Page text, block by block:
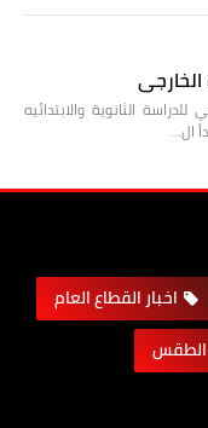
الثانوية والابتدائيه
اخبار القطاع العام
الطقس